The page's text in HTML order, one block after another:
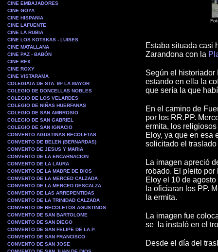
CINE EMBAJADORES
CINE GOYA
CINE HISPANIA
CINE LAFUENTE
CINE LA RUBIA
CINE LOS KOTSKAS - LUISES
CINE MATALLANA
CINE PAZ - BABÓN
CINE REX
CINE ROXY
CINE VISTARAMA
COLEGIATA DE STA. Mª LA MAYOR
COLEGIO DE DONCELLAS NOBLES
COLEGIO DE LOS VELARDES
COLEGIO DE NIÑAS HUERFANAS
COLEGIO DE SAN AMBROSIO
COLEGIO DE SAN GABRIEL
COLEGIO DE SAN IGNACIO
CONVENTO AGUSTINAS RECOLETAS
CONVENTO DE BELEN (BERNARDAS)
CONVENTO DE JESUS Y MARIA
CONVENTO DE LA ENCARNACION
CONVENTO DE LA LAURA
CONVENTO DE LA MADRE DE DIOS
CONVENTO DE LA MERCED CALZADA
CONVENTO DE LA MERCED DESCALZA
CONVENTO DE LAS ARREPENTIDAS
CONVENTO DE LA TRINIDAD CALZADA
CONVENTO DE RECOLETOS AGUSTINOS
CONVENTO DE SAN BARTOLOME
CONVENTO DE SAN DIEGO
CONVENTO DE SAN FELIPE DE LA P.
CONVENTO DE SAN FRANCISCO
CONVENTO DE SAN JOSE
Estaba situada casi
Zarandona con la
Según el historiador
estando en ella la
que sería la que
En el camino de
por los RR.PP.
ermita, los
Eloy, ya que en esa
solicitado el
La imagen apreció
robado. El pleito
Eloy el 10 de
la oficiaran los PP.
la ermita.
La imagen fue
se la instaló en el
Desde el día del